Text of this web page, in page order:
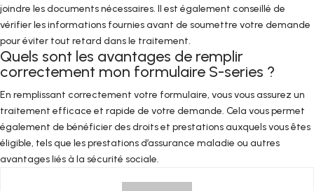
joindre les documents nécessaires. Il est également conseillé de
vérifier les informations fournies avant de soumettre votre demande
pour éviter tout retard dans le traitement.
Quels sont les avantages de remplir
correctement mon formulaire S-series ?
En remplissant correctement votre formulaire, vous vous assurez un
traitement efficace et rapide de votre demande. Cela vous permet
également de bénéficier des droits et prestations auxquels vous êtes
éligible, tels que les prestations d’assurance maladie ou autres
avantages liés à la sécurité sociale.